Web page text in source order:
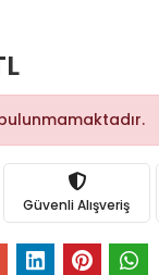
Güvenli Alışveriş